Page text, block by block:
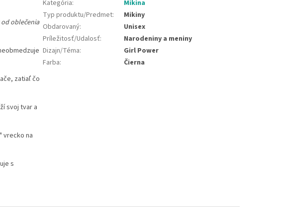
oblečenia
zatiaľ čo
svoj tvar a
vrecko na
s
Kategória:
Mikina
Typ produktu/Predmet:
Mikiny
Obdarovaný:
Unisex
Príležitosť/Udalosť:
Narodeniny a meniny
Dizajn/Téma:
Girl Power
Farba: Čierna